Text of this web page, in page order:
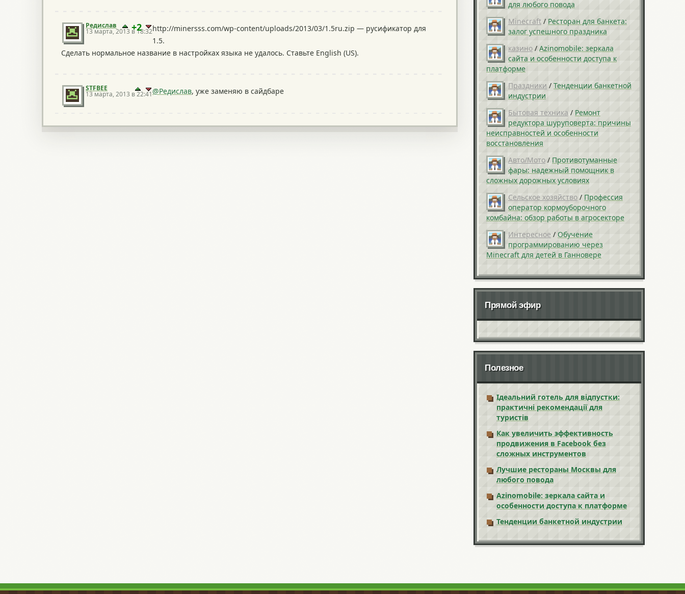
Редислав
13 марта, 2013 в 18:32
+2
http://minersss.com/wp-content/uploads/2013/03/1.5ru.zip — русификатор для
1.5.
Сделать нормальное название в настройках языка не удалось. Ставьте English (US).
STFBEE
13 марта, 2013 в 22:41@Редислав, уже заменяю в сайдбаре
для любого повода
Minecraft / Ресторан для банкета:
залог успешного праздника
казино / Azinomobile: зеркала
сайта и особенности доступа к
платформе
Праздники / Тенденции банкетной
индустрии
Бытовая техника / Ремонт
редуктора шуруповерта: причины
неисправностей и особенности
восстановления
Авто/Мото / Противотуманные
фары: надежный помощник в
сложных дорожных условиях
Сельское хозяйство / Профессия
оператор кормоуборочного
комбайна: обзор работы в агросекторе
Интересное / Обучение
программированию через
Minecraft для детей в Ганновере
Прямой эфир
Полезное
Ідеальний готель для відпустки:
практичні рекомендації для
туристів
Как увеличить эффективность
продвижения в Facebook без
сложных инструментов
Лучшие рестораны Москвы для
любого повода
Azinomobile: зеркала сайта и
особенности доступа к платформе
Тенденции банкетной индустрии